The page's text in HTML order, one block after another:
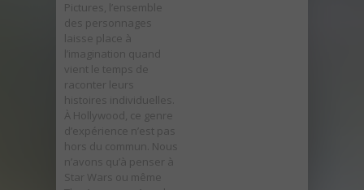
Pictures, l’ensemble
des personnages
laisse place à
l’imagination quand
vient le temps de
raconter leurs
histoires individuelles.
À Hollywood, ce genre
d’expérience n’est pas
hors du commun. Nous
n’avons qu’à penser à
Star Wars ou même